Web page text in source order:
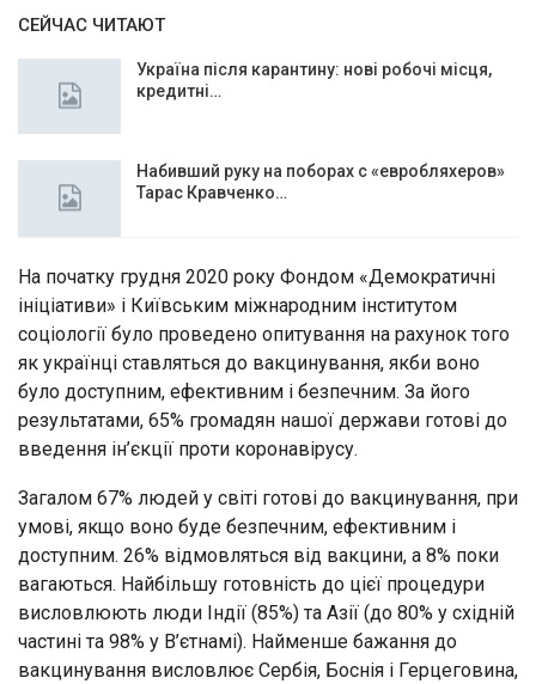
СЕЙЧАС ЧИТАЮТ
Україна після карантину: нові робочі місця,
кредитні…
Набивший руку на поборах с «евробляхеров»
Тарас Кравченко…
На початку грудня 2020 року Фондом «Демократичні
ініціативи» і Київським міжнародним інститутом
соціології було проведено опитування на рахунок того
як українці ставляться до вакцинування, якби воно
було доступним, ефективним і безпечним. За його
результатами, 65% громадян нашої держави готові до
введення ін’єкції проти коронавірусу.
Загалом 67% людей у світі готові до вакцинування, при
умові, якщо воно буде безпечним, ефективним і
доступним. 26% відмовляться від вакцини, а 8% поки
вагаються. Найбільшу готовність до цієї процедури
висловлюють люди Індії (85%) та Азії (до 80% у східній
частині та 98% у В’єтнамі). Найменше бажання до
вакцинування висловлює Сербія, Боснія і Герцеговина,